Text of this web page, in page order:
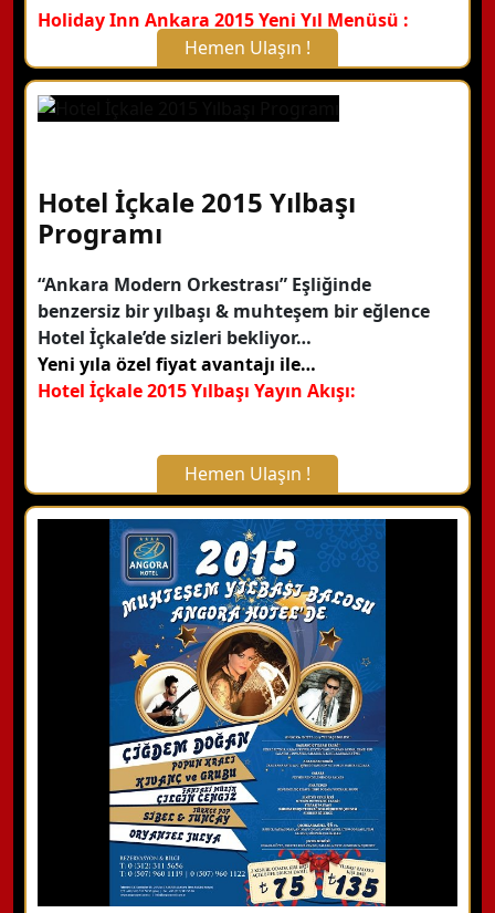
Holiday Inn Ankara 2015 Yeni Yıl Menüsü :
Hemen Ulaşın !
X Kapat
Hemen Arayın
Detaylı Bilgi Alın
Hotel İçkale 2015 Yılbaşı
Programı
“Ankara Modern Orkestrası” Eşliğinde
benzersiz bir yılbaşı & muhteşem bir eğlence
Hotel İçkale’de sizleri bekliyor…
Yeni yıla özel fiyat avantajı ile…
Hotel İçkale 2015 Yılbaşı Yayın Akışı:
Hemen Ulaşın !
X Kapat
WhatsApp ile Bilgi Alın
Hemen Arayın
Detaylı Bilgi Alın